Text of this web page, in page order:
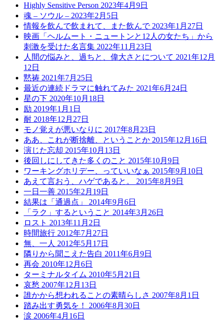
Highly Sensitive Person 2023年4月9日
魂 – ソウル – 2023年2月5日
情報を飲んで飲まれて、また飲んで 2023年1月27日
映画「ヘルムート・ニュートンと12人の女たち」から
刺激を受けた名言集 2022年11月23日
人間の悩みと、過ちと、偉大さとについて 2021年12月
12日
黙祷 2021年7月25日
最近の連続ドラマに触れてみた 2021年6月24日
星の下 2020年10月18日
励 2019年1月1日
耐 2018年12月27日
モノ覚えが悪いなりに 2017年8月23日
ああ、これが断捨離、ということか 2015年12月16日
演じた忘却 2015年10月13日
後回しにしてきた多くのこと 2015年10月9日
ワーキングホリデー、っていいなぁ 2015年9月10日
あえて言おう、ハゲであると。
2015年8月9日
一日一善 2015年2月19日
結果は「通過点」
2014年9月6日
「ラク」するということ 2014年3月26日
ロスト 2013年11月2日
時間旅行 2012年7月27日
無、一人 2012年5月17日
隣りから聞こえた告白 2011年6月9日
再会 2010年12月6日
ターミナルタイム 2010年5月21日
哀愁 2007年12月13日
誰かから想われることの素晴らしさ 2007年8月1日
踏み出す勇気を！
2006年8月30日
涙 2006年4月16日